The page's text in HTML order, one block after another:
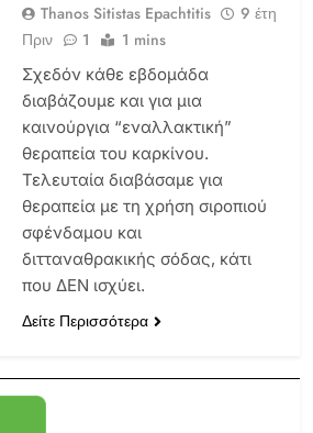
Thanos Sitistas Epachtitis
9 έτη
Πριν
1 1 mins
Σχεδόν κάθε εβδομάδα
διαβάζουμε και για μια
καινούργια “εναλλακτική”
θεραπεία του καρκίνου.
Τελευταία διαβάσαμε για
θεραπεία με τη χρήση σιροπιού
σφένδαμου και
διτταναθρακικής σόδας, κάτι
που ΔΕΝ ισχύει.
Δείτε Περισσότερα